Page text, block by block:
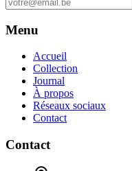
Menu
Accueil
Collection
Journal
À propos
Réseaux sociaux
Contact
Contact